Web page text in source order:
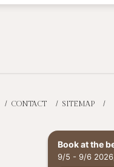
CONTACT SITEMAP
Book at the
9/5 - 9/6